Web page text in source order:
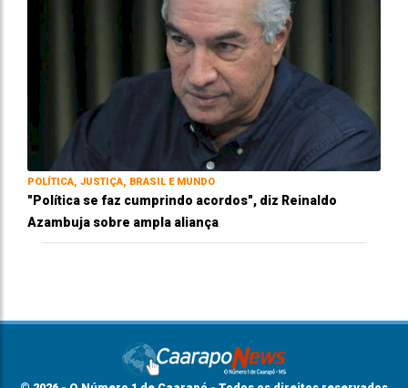
POLÍTICA, JUSTIÇA, BRASIL E MUNDO
"Política se faz cumprindo acordos", diz Reinaldo
Azambuja sobre ampla aliança